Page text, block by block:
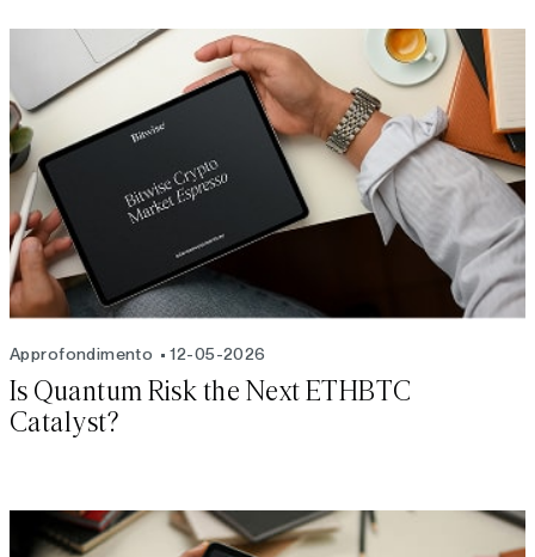
Approfondimento 12-05-2026
Is Quantum Risk the Next ETHBTC
Catalyst?